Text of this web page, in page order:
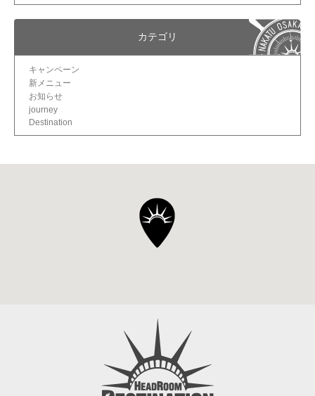
カテゴリ
キャンペーン
新メニュー
お知らせ
journey
Destination